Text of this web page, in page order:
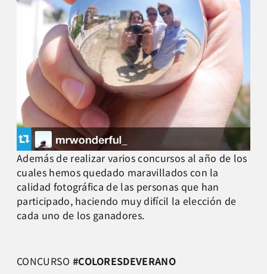
Además de realizar varios concursos al año de los
cuales hemos quedado maravillados con la
calidad fotográfica de las personas que han
participado, haciendo muy difícil la elección de
cada uno de los ganadores.
CONCURSO #COLORESDEVERANO